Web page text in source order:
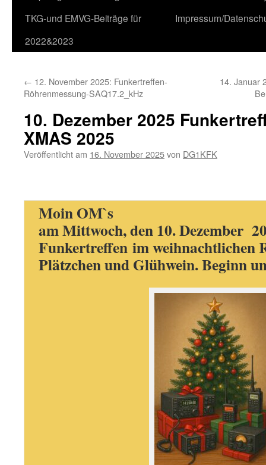
TKG-und EMVG-Beiträge für
2022&2023
Impressum/
← 12. November 2025: Funkertreffen-
Röhrenmessung-SAQ17.2_kHz
14. Januar
10. Dezember 2025
XMAS 2025
Veröffentlicht am 16. November 2025von DG1KFK
Moin OM`s
am Mittwoch, den 10. Dezember
Funkertreffen im weihnachtlichen
Plätzchen und Glühwein. Beginn